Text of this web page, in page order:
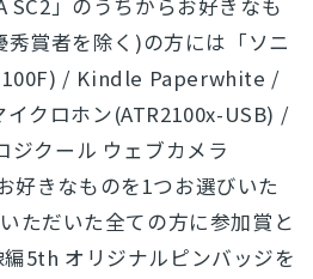
SC2」のうちからお好きなも
賞者を除く)の方には「ソニ
/ Kindle Paperwhite /
クロホン(ATR2100x-USB) /
ジクール ウェブカメラ
好きなものを1つお選びいた
ただいた全ての方に参加賞と
5th オリジナルピンバッジを